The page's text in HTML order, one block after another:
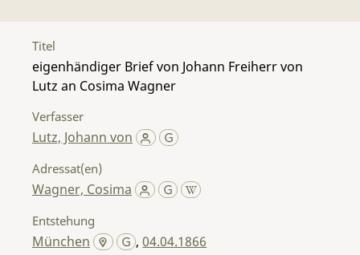
Titel
eigenhändiger Brief von Johann Freiherr von
Lutz an Cosima Wagner
Verfasser
Lutz, Johann von
Adressat(en)
Wagner, Cosima
Entstehung
München ,04.04.1866